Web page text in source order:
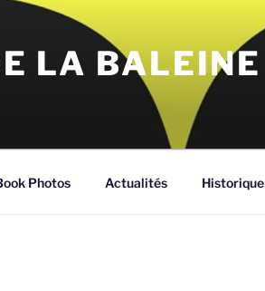
LA BALEINE
Photos Actualités Historique